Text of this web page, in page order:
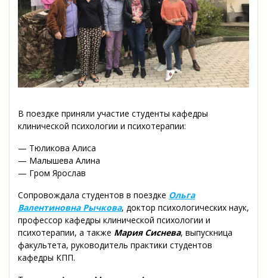
В поездке приняли участие студенты кафедры
клинической психологии и психотерапии:
— Тюликова Алиса
— Малышева Алина
— Гром Ярослав
Сопровождала студентов в поездке Ольга
Валентиновна Рычкова, доктор психологических наук,
профессор кафедры клинической психологии и
психотерапии, а также Мария Сиснева, выпускница
факультета, руководитель практики студентов
кафедры КПП.